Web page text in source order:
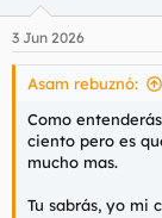
e
s
3 Jun 2026
Asam rebuznó:
Como
ciento pero es
mucho mas.
Tu sabrás, yo mi